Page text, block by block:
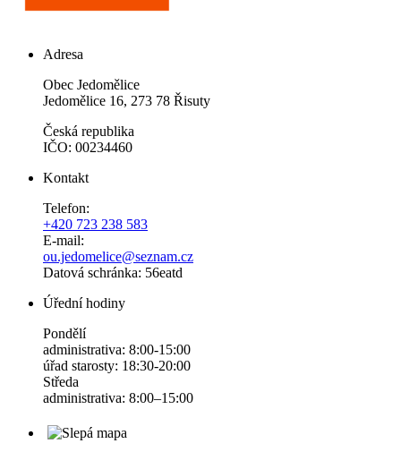
Adresa
Obec Jedomělice
Jedomělice 16, 273 78 Řisuty
Česká republika
IČO: 00234460
Kontakt
Telefon:
+420 723 238 583
E-mail:
ou.jedomelice@seznam.cz
Datová schránka: 56eatd
Úřední hodiny
Pondělí
administrativa: 8:00-15:00
úřad starosty: 18:30-20:00
Středa
administrativa: 8:00–15:00